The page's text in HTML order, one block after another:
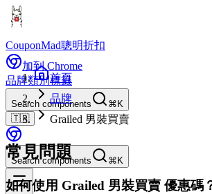
CouponMad聰明折扣
加到 Chrome
品牌類別標籤
Search components
⌘K
🇹🇼
Search components ⌘K
首頁
品牌
Grailed 男裝買賣
常見問題
如何使用 Grailed 男裝買賣 優惠碼